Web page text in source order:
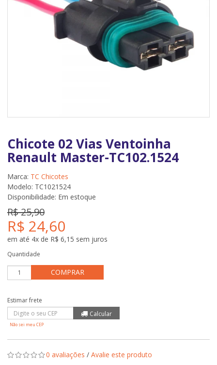
Chicote 02 Vias Ventoinha
Renault Master-TC102.1524
Marca: TC Chicotes
Modelo: TC1021524
Disponibilidade: Em estoque
R$ 25,90
R$ 24,60
em até 4x de R$ 6,15 sem juros
Quantidade
COMPRAR
Não sei meu CEP
0 avaliações / Avalie este produto